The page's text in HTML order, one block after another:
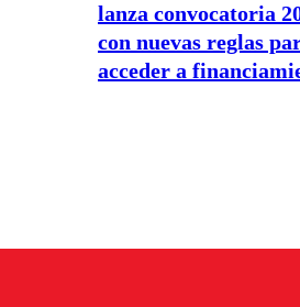
lanza convocatoria
con nuevas reglas
acceder a